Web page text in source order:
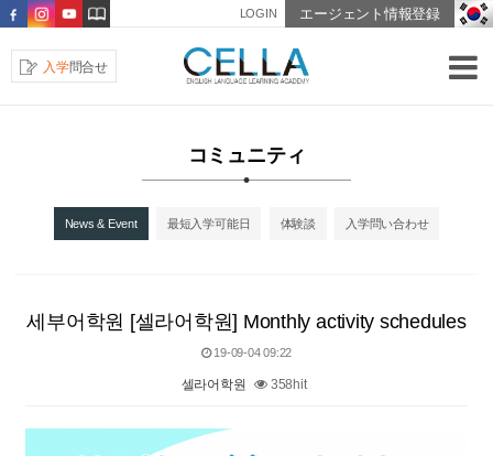
エージェント情報登録
LOGIN
入学問合せ
コミュニティ
News & Event 最短入学可能日 体験談 入学問い合わせ
세부어학원 [셀라어학원] Monthly activity schedules
19-09-04 09:22
셀라어학원 358hit